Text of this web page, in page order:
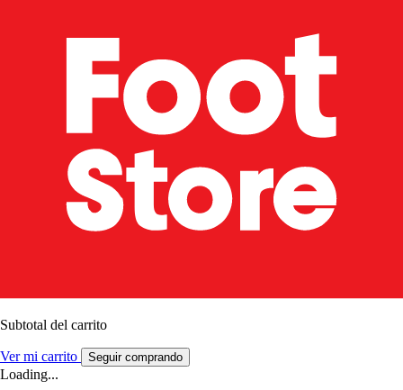
Subtotal del carrito
Ver mi carrito Seguir comprando
Loading...